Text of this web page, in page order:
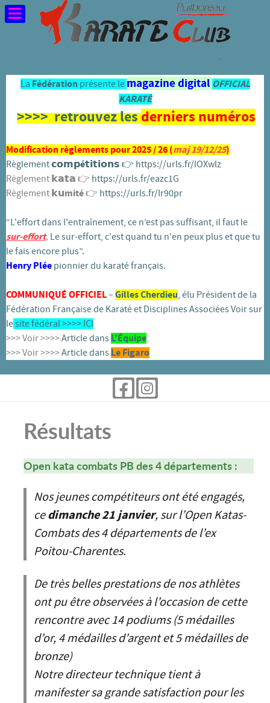
La Fédérationprésente le magazine digital OFFICIAL
KARATÉ
>>>> retrouvez lesderniers numéros
Modification règlements pour 2025 / 26 (maj 19/12/25)
Règlement𝗰𝗼𝗺𝗽é𝘁𝗶𝘁𝗶𝗼𝗻𝘀 👉️ https://urls.fr/lOXwlz
Règlement 𝗸𝗮𝘁𝗮 👉️ https://urls.fr/eazc1G
Règlement 𝗸𝘂mité👉️ https://urls.fr/Ir90pr
“L'effort dans l'entraînement, ce n’est pas suffisant, il faut le
sur-effort. Le sur-effort, c'est quand tu n'en peux plus et que tu
le fais encore plus”.
Henry Plée pionnier du karaté français.
COMMUNIQUÉ OFFICIEL– Gilles Cherdieu, élu Président de la
Fédération Française de Karaté et Disciplines Associées Voir sur
lesite fédéral >>>> ICI
>>> Voir >>>>Article dans L'Équipe
>>> Voir >>>>Article dans Le Figaro
Résultats
Open kata combats PB des 4 départements :
Nos jeunes compétiteurs ont été engagés,
cedimanche 21 janvier, sur l’Open Katas-
Combats des 4 départements de l’ex
Poitou-Charentes.
De très belles prestations de nos athlètes
ont pu être observées à l’occasion de cette
rencontre avec 14 podiums (5 médailles
d’or, 4 médailles d’argent et 5 médailles de
bronze)
Notre directeur technique tient à
manifester sa grande satisfaction pour les